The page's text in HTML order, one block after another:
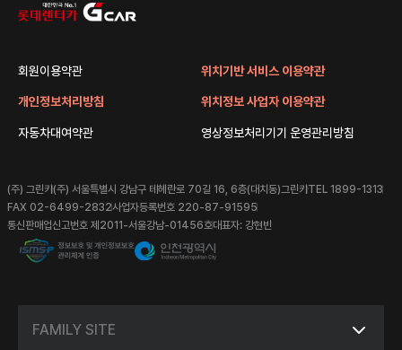
회원이용약관
개인정보처리방침
자동차대여약관
위치기반 서비스 이용약관
위치정보 사업자 이용약관
영상정보처리기기 운영관리방침
(주) 그린카(주) 서울특별시 강남구 테헤란로 70길 16, 6층(대치동)그린카TEL 1899-1313
FAX 02-6499-2832사업자등록번호 220-87-91595
통신판매업신고번호 제2011-서울강남-01456호대표자: 강현빈